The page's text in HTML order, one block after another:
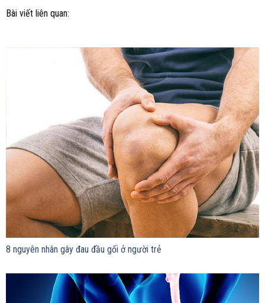
Bài viết liên quan:
8 nguyên nhân gây đau đầu gối ở người trẻ